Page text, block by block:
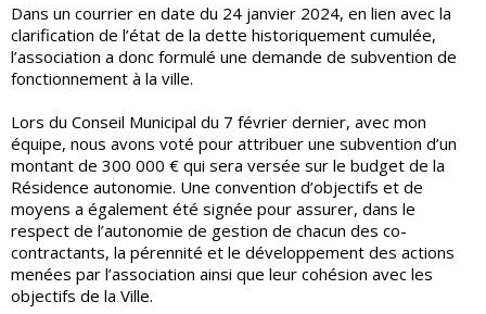
Dans un courrier en date du 24 janvier 2024, en lien avec la
clarification de l’état de la dette historiquement cumulée,
l’association a donc formulé une demande de subvention de
fonctionnement à la ville.
Lors du Conseil Municipal du 7 février dernier, avec mon
équipe, nous avons voté pour attribuer une subvention d’un
montant de 300 000 € qui sera versée sur le budget de la
Résidence autonomie. Une convention d’objectifs et de
moyens a également été signée pour assurer, dans le
respect de l’autonomie de gestion de chacun des co-
contractants, la pérennité et le développement des actions
menées par l’association ainsi que leur cohésion avec les
objectifs de la Ville.